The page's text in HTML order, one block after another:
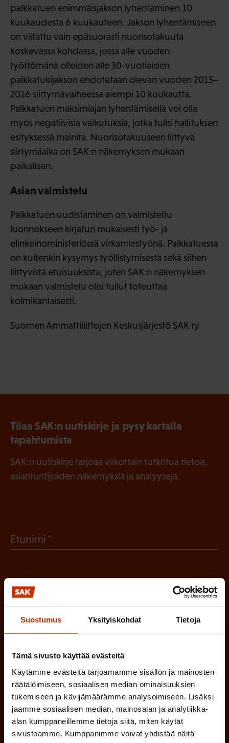
Suostumus Yksityiskohdat Tietoja
Tämä sivusto käyttää evästeitä
Käytämme evästeitä tarjoamamme sisällön ja mainosten
räätälöimiseen, sosiaalisen median ominaisuuksien
tukemiseen ja kävijämäärämme analysoimiseen. Lisäksi
jaamme sosiaalisen median, mainosalan ja analytiikka-
alan kumppaneillemme tietoja siitä, miten käytät
sivustoamme. Kumppanimme voivat yhdistää näitä
palkkatuen enimmäisjakson lyhentäminen 10
kuukaudesta 6 kuukauteen. Jakson lyhentämiseen
on viitattu vain epäsuorasti nuorisotakuuta
koskevassa kohdassa, jossa alle vuoden
työttömänä olleiden alle 30-vuotiaiden
palkkatukijakson ehdotetaan olevan vuoden 2015–
2016 siirtymävaiheessa aiempi 10 kuukautta.
Palkkatuen maksimiajan lyhentämisellä voi olla
myös negatiivisia vaikutuksia, jotka tulisi hallituksen
esityksessä mainita. Nuorisotakuuseen liittyvä
siirtymäaika on SAK:n näkemyksen mukaan
paikallaan.
Asian valmistelu
Palkkatuen uudistaminen on valmisteltu
luonnokseen kirjatun mukaisesti työ- ja
elinkeinoministeriössä virkamiestyönä. Palkkatuessa
on kuitenkin kysymys työllistymisestä sekä siihen
liittyvistä etuisuuksista, joten SAK:n näkemyksen
mukaan valmistelu olisi tullut toteuttaa
kolmikantaisesti.
Suomen Ammattiliittojen Keskusjärjestö SAK ry
Tilaa SAK:n uutiskirje ja pysy kartalla
tapahtumista
SAK:n uutiskirje tarjoaa viikottain tutkittua tietoa,
asiantuntijoiden näkemyksiä ja analyysejä.
Etunimi
o
l
i
n
e
n
)
Sukunimi
k
o
l
l
i
n
e
Sähköpostiosoite
k
o
l
l
Mikä tai mitkä näistä kuvaavat sinua
parhaiten?
LUOTTAMUSMIES